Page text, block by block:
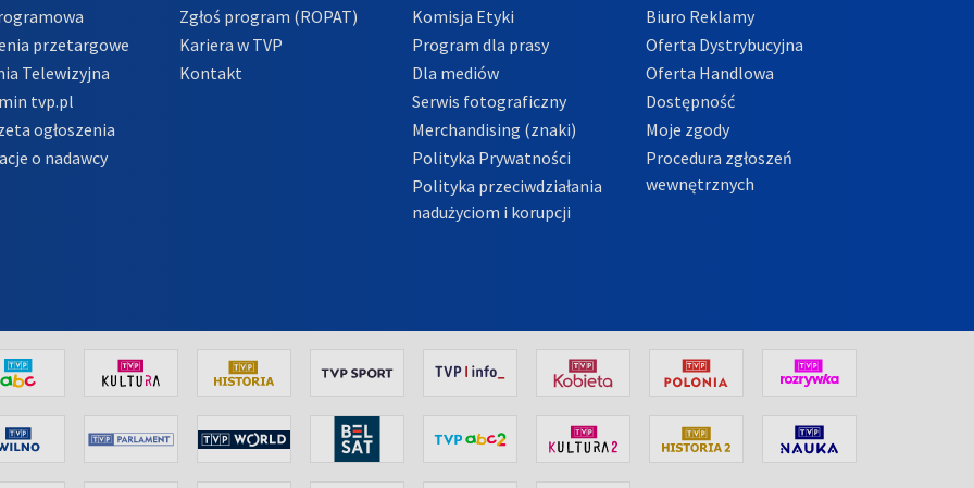
przetargowe
Telewizyjna
tvp.pl
ogłoszenia
o nadawcy
Zgłoś program (ROPAT)
Kariera w TVP
Kontakt
Komisja Etyki
Program dla prasy
Dla mediów
Serwis fotograficzny
Merchandising (znaki)
Polityka Prywatności
Polityka przeciwdziałania
nadużyciom i korupcji
Biuro Reklamy
Oferta Dystrybucyjna
Oferta Handlowa
Dostępność
Moje zgody
Procedura zgłoszeń
wewnętrznych